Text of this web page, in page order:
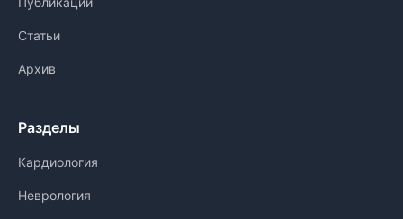
Статьи
Архив
Разделы
Кардиология
Неврология